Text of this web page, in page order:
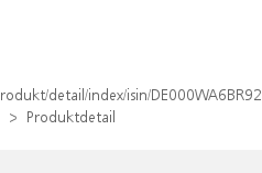
detail/index/isin/DE000WA6BR92
Produktdetail